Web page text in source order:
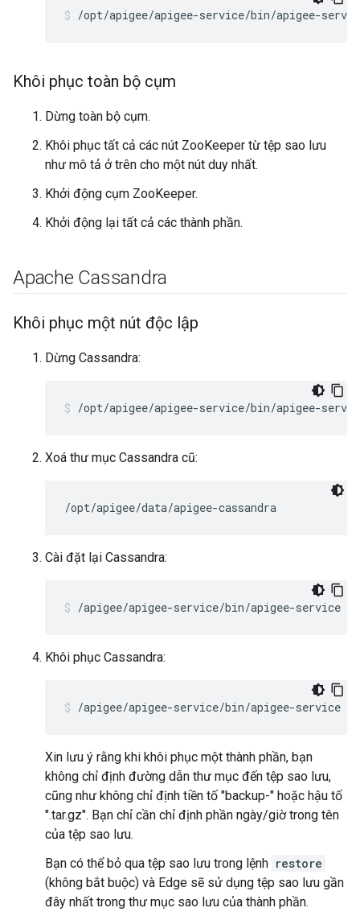
/opt/apigee/apigee-service/bin/apigee-
Khôi phục toàn bộ cụm
Dừng toàn bộ cụm.
Khôi phục tất cả các nút ZooKeeper từ tệp sao lưu
như mô tả ở trên cho một nút duy nhất.
Khởi động cụm ZooKeeper.
Khởi động lại tất cả các thành phần.
Apache Cassandra
Khôi phục một nút độc lập
Dừng Cassandra:
/opt/apigee/apigee-service/bin/apigee-
Xoá thư mục Cassandra cũ:
/opt/apigee/data/apigee-cassandra
Cài đặt lại Cassandra:
/apigee/apigee-service/bin/apigee-service
Khôi phục Cassandra:
/apigee/apigee-service/bin/apigee-service
Xin lưu ý rằng khi khôi phục một thành phần, bạn
không chỉ định đường dẫn thư mục đến tệp sao lưu,
cũng như không chỉ định tiền tố "backup-" hoặc hậu tố
".tar.gz". Bạn chỉ cần chỉ định phần ngày/giờ trong tên
của tệp sao lưu.
Bạn có thể bỏ qua tệp sao lưu trong lệnh restore
(không bắt buộc) và Edge sẽ sử dụng tệp sao lưu gần
đây nhất trong thư mục sao lưu của thành phần.